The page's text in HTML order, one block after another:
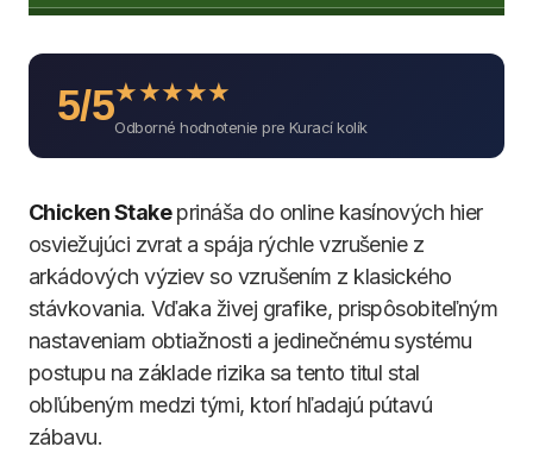
5/5★★★★★
Odborné hodnotenie pre Kurací kolík
Chicken Stakeprináša do online kasínových hier
osviežujúci zvrat a spája rýchle vzrušenie z
arkádových výziev so vzrušením z klasického
stávkovania. Vďaka živej grafike, prispôsobiteľným
nastaveniam obtiažnosti a jedinečnému systému
postupu na základe rizika sa tento titul stal
obľúbeným medzi tými, ktorí hľadajú pútavú
zábavu.